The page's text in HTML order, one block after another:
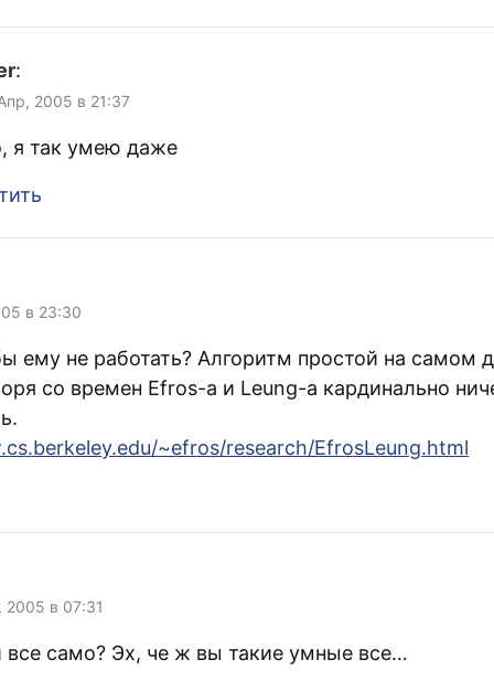
:
2005 в 21:37
я так умею даже
в 23:30
ему не работать? Алгоритм простой на самом
со времен Efros-а и Leung-а кардинально
~efros/research/EfrosLeung.html
2005 в 07:31
все само? Эх, че ж вы такие умные все…